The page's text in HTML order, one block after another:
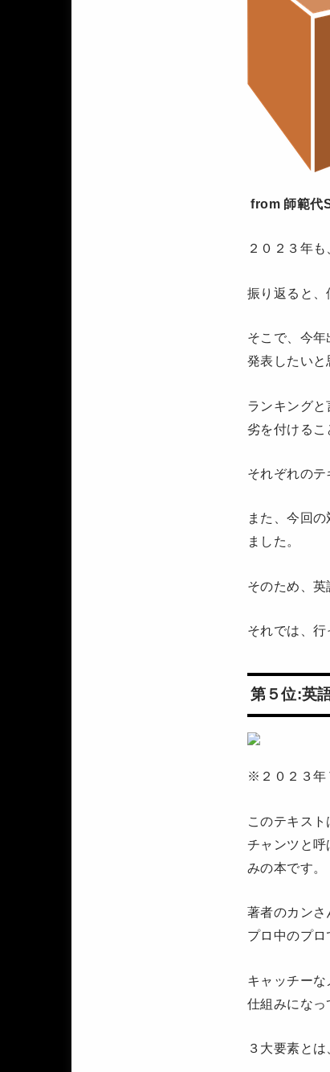
from 師範代
２０２３年
振り返ると、
そこで、今
発表したいと
ランキング
劣を付けるこ
それぞれの
また、今回
ました。
そのため、英
それでは、行
第５位:英
※２０２３年
このテキス
チャンツと
みの本です。
著者のカンさ
プロ中のプロ
キャッチー
仕組みになっ
３大要素とは